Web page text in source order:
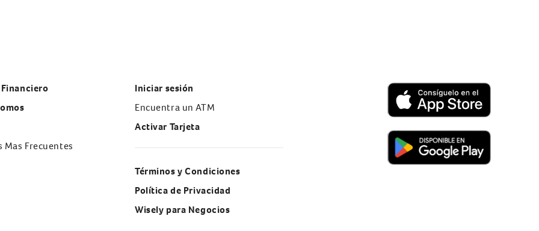
Mas Frecuentes
Iniciar sesión
Encuentra un ATM
Activar Tarjeta
Términos y Condiciones
Política de Privacidad
Wisely para Negocios